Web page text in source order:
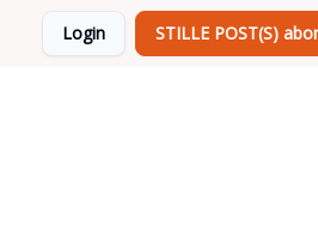
Login STILLE POST(S)